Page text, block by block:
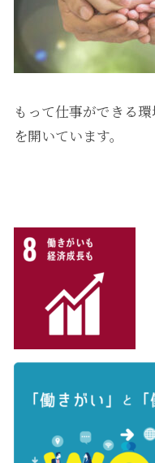
もって仕事ができる
を開いています。